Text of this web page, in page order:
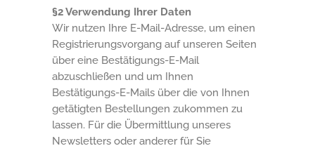
§2 Verwendung Ihrer Daten
Wir nutzen Ihre E-Mail-Adresse, um einen
Registrierungsvorgang auf unseren Seiten
über eine Bestätigungs-E-Mail
abzuschließen und um Ihnen
Bestätigungs-E-Mails über die von Ihnen
getätigten Bestellungen zukommen zu
lassen. Für die Übermittlung unseres
Newsletters oder anderer für Sie